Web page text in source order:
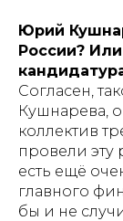
Юрий
России?
Согласен,
Кушнарева,
коллектив
провели эту
есть ещё
главного
бы и не